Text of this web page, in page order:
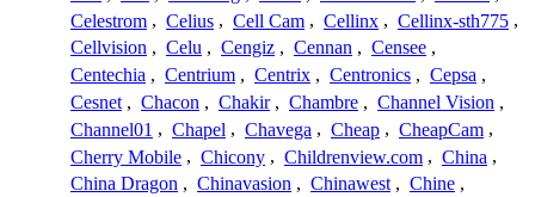
Celestrom , Celius , Cell Cam , Cellinx , Cellinx-sth775 ,
Cellvision , Celu , Cengiz , Cennan , Censee ,
Centechia , Centrium , Centrix , Centronics , Cepsa ,
Cesnet , Chacon , Chakir , Chambre , Channel Vision ,
Channel01 , Chapel , Chavega , Cheap , CheapCam ,
Cherry Mobile , Chicony , Childrenview.com , China ,
China Dragon , Chinavasion , Chinawest , Chine ,